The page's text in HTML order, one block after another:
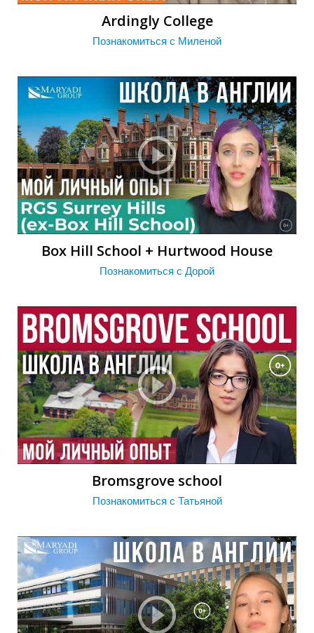
У
Г
Ardingly Сollege
Познакомиться с Миленой
Box Hill School + Hurtwood House
Познакомиться с Дорой
Bromsgrove school
Познакомиться с Татьяной